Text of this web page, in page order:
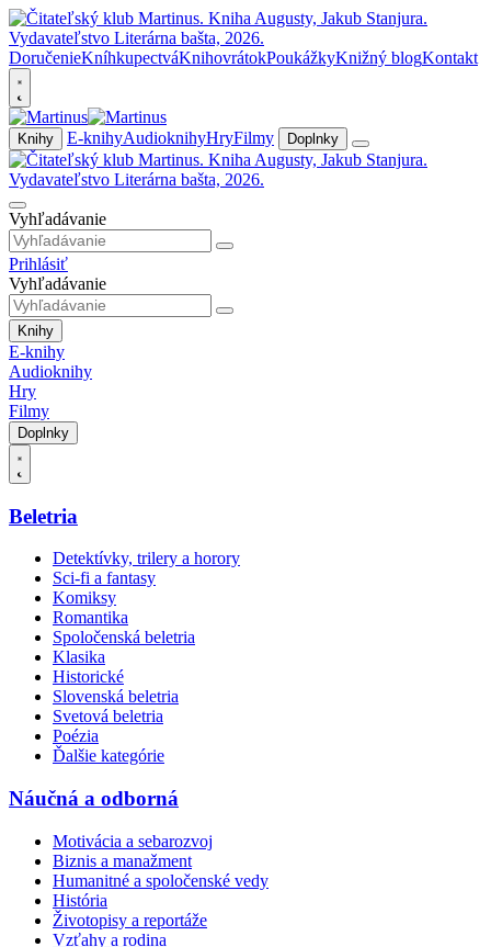
DoručenieKníhkupectváKnihovrátokPoukážkyKnižný blogKontakt
Knihy E-knihyAudioknihyHryFilmy Doplnky
Vyhľadávanie
Prihlásiť
Vyhľadávanie
Knihy
E-knihy
Audioknihy
Hry
Filmy
Doplnky
Beletria
Detektívky, trilery a horory
Sci-fi a fantasy
Komiksy
Romantika
Spoločenská beletria
Klasika
Historické
Slovenská beletria
Svetová beletria
Poézia
Ďalšie kategórie
Náučná a odborná
Motivácia a sebarozvoj
Biznis a manažment
Humanitné a spoločenské vedy
História
Životopisy a reportáže
Vzťahy a rodina